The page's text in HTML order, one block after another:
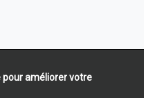
pour améliorer votre